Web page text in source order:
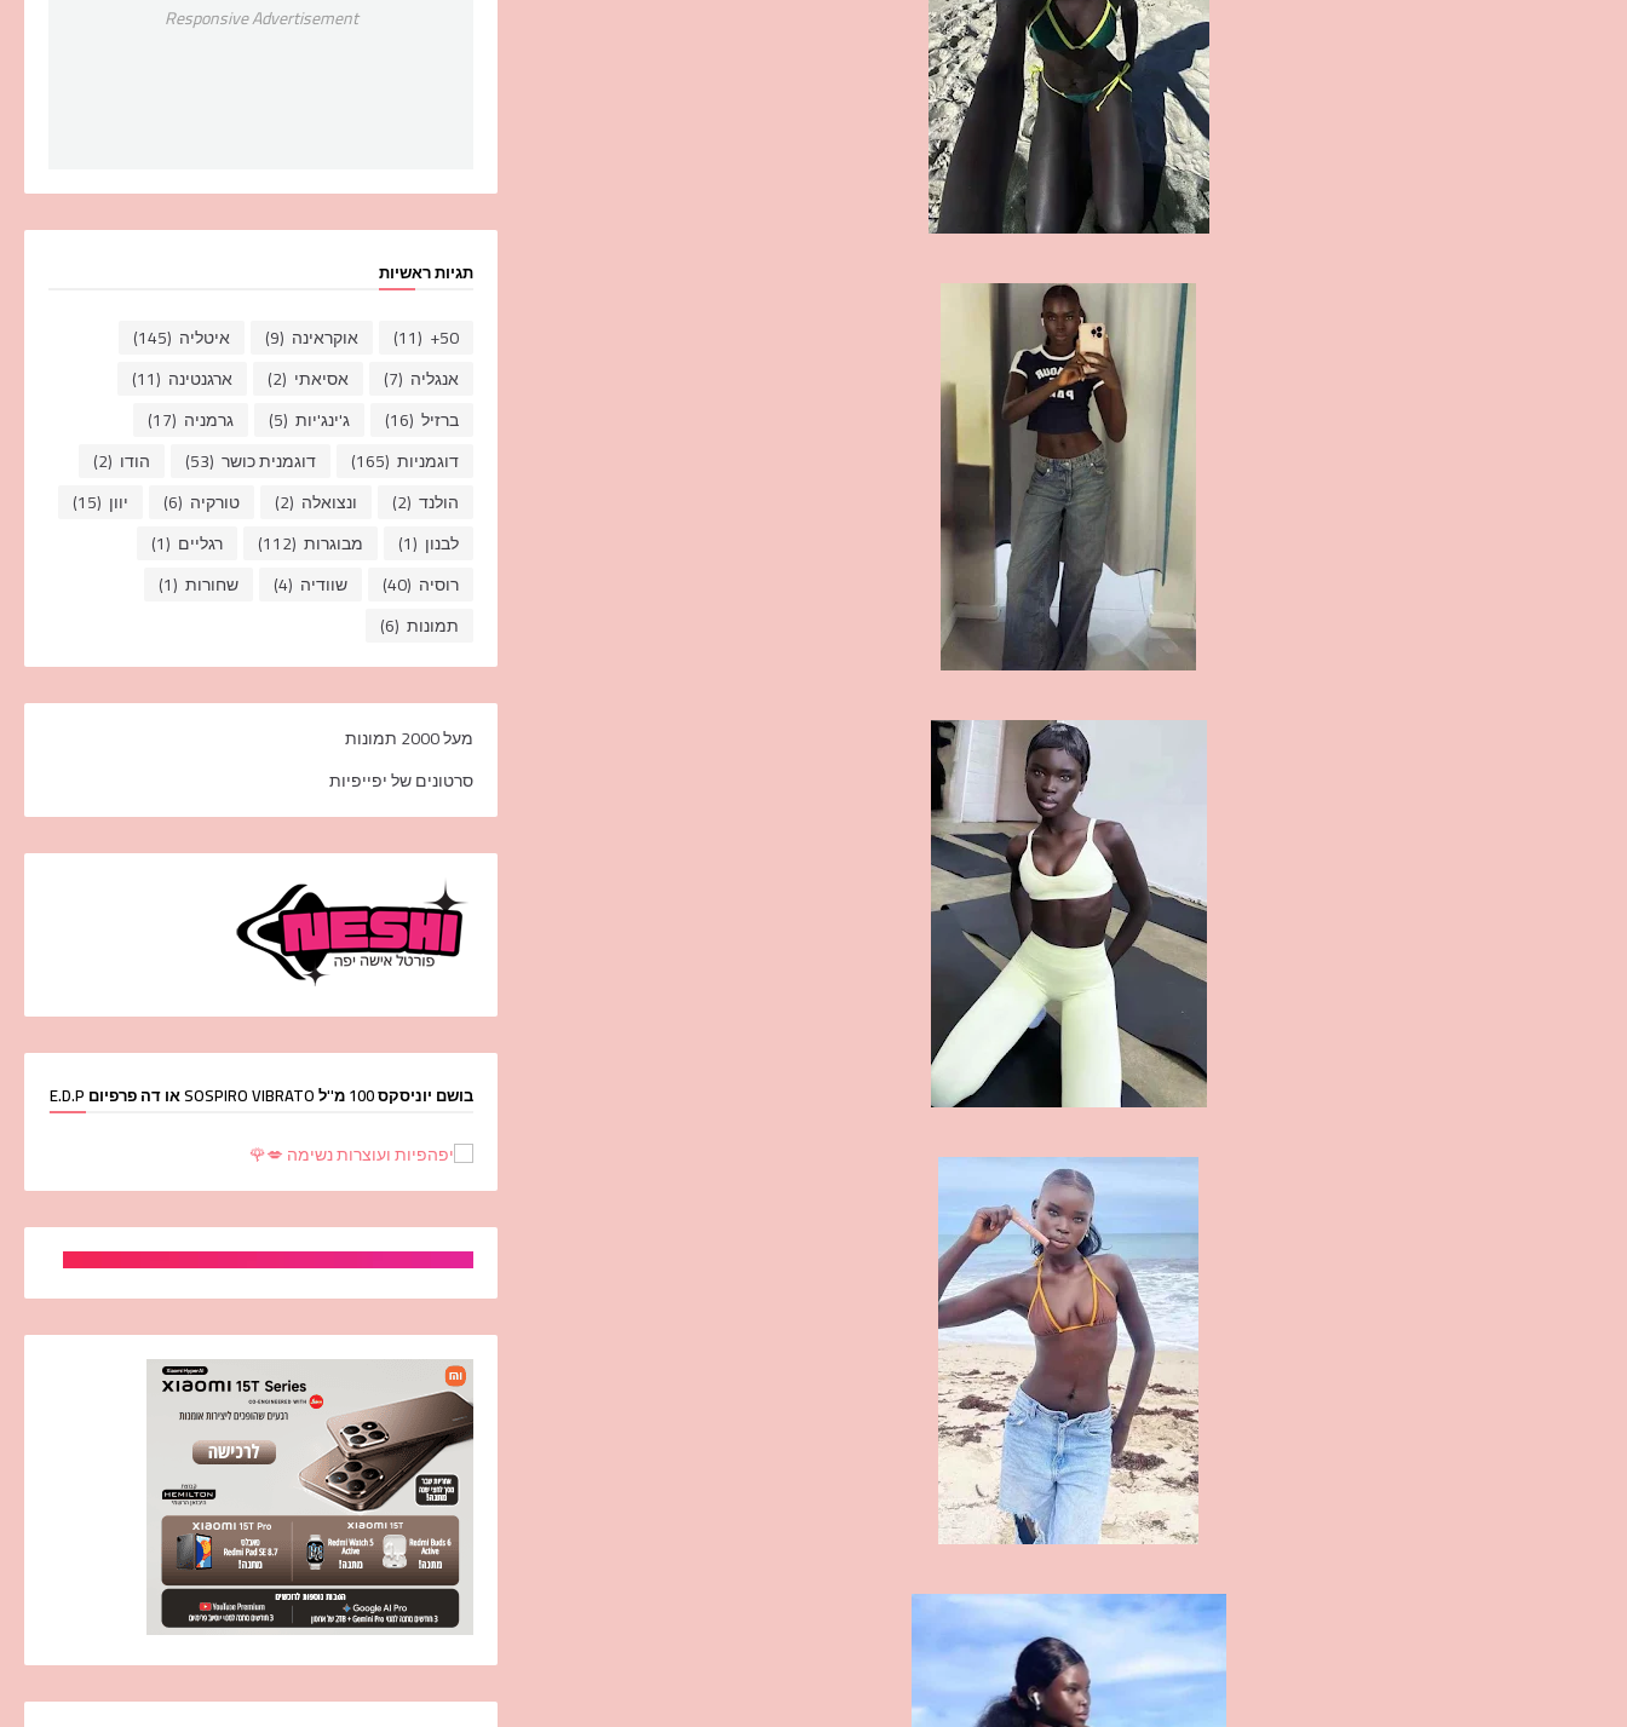
Responsive Advertisement
תגיות ראשיות
50+
(11) אוקראינה (9) איטליה (145)
אנגליה (7) אסיאתי (2) ארגנטינה (11)
ברזיל (16) ג'ינג'יות (5) גרמניה (17)
דוגמניות (165) דוגמנית כושר (53) הודו (2)
הולנד (2) ונצואלה (2) טורקיה (6) יוון (15)
לבנון (1) מבוגרות (112) רגליים (1)
רוסיה (40) שוודיה (4) שחורות (1)
תמונות (6)
מעל 2000 תמונות
סרטונים של יפייפיות
בושם יוניסקס 100 מ''ל SOSPIRO VIBRATO או דה פרפיום E.D.P